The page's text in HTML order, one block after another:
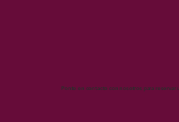
Ponte en contacto con nosotros para reservar